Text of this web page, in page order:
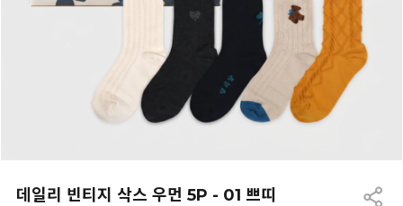
데일리 빈티지 삭스 우먼 5P - 01 쁘띠